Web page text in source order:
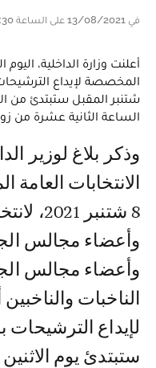
في 13/08/2021 على الساعة 15:30
المخصصة لإيداع
الساعة الثانية عشرة من زوال يوم
وذكر بلاغ لوزير الداخلية أنه "في إطار
الانتخابات العامة
8
وأعضاء مجالس
وأعضاء مجالس
الناخبات
لإيداع الترشيحات